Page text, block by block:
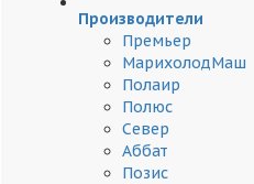
Производители
Премьер
МарихолодМаш
Полаир
Полюс
Север
Аббат
Позис